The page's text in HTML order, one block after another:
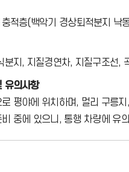
적층(백악기 경상퇴적분지 낙
분지, 지질경연차, 지질구조선,
유의사항
평야에 위치하며, 멀리 구릉
중에 있으니, 통행 차량에 유